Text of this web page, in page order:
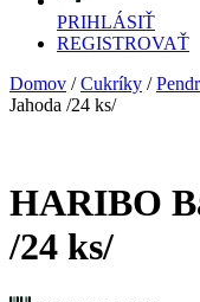
PRIHLÁSIŤ
REGISTROVAŤ
Domov /Cukríky /
Jahoda /24 ks/
HARIBO
/24 ks/